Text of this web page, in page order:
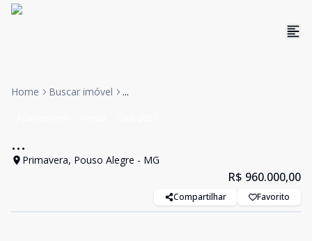
Home Buscar imóvel ...
...
Primavera, Pouso Alegre - MG
R$ 960.000,00
Compartilhar Favorito